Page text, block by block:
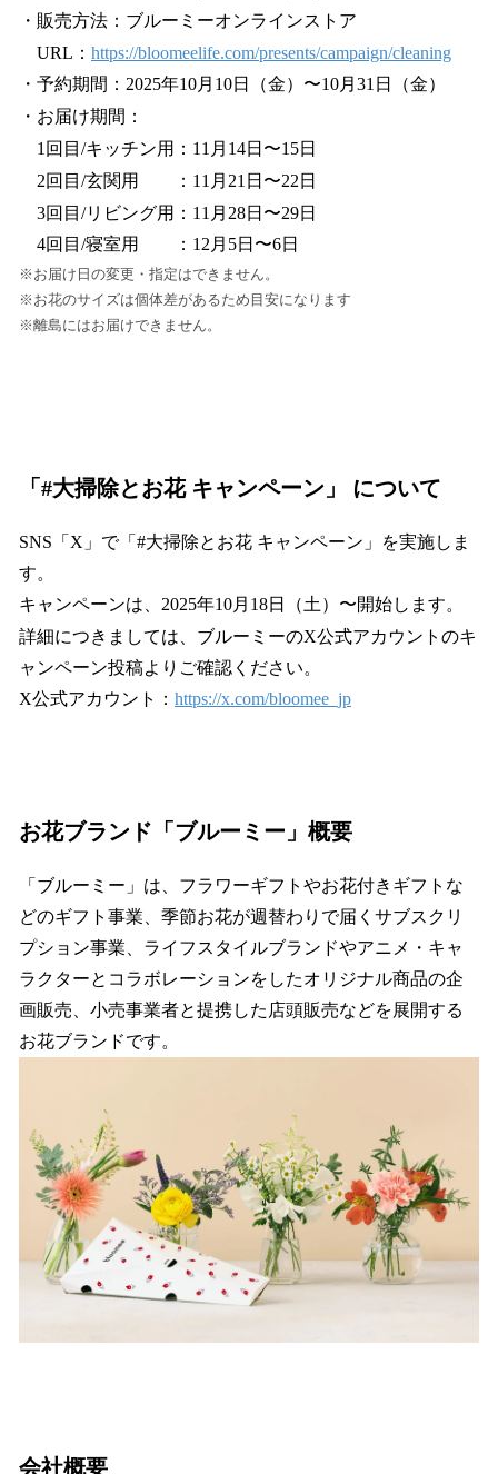
・販売方法：ブルーミーオンラインストア
URL： https://bloomeelife.com/presents/campaign/cleaning
・予約期間：2025年10月10日（金）〜10月31日（金）
・お届け期間：
1回目/キッチン用：11月14日〜15日
2回目/玄関用 ：11月21日〜22日
3回目/リビング用：11月28日〜29日
4回目/寝室用 ：12月5日〜6日
※お届け日の変更・指定はできません。
※お花のサイズは個体差があるため目安になります
※離島にはお届けできません。
「#大掃除とお花 キャンペーン」 について
SNS「X」で「#大掃除とお花 キャンペーン」を実施しま
す。
キャンペーンは、2025年10月18日（土）〜開始します。
詳細につきましては、ブルーミーのX公式アカウントのキ
ャンペーン投稿よりご確認ください。
X公式アカウント： https://x.com/bloomee_jp
お花ブランド「ブルーミー」概要
「ブルーミー」は、フラワーギフトやお花付きギフトな
どのギフト事業、季節お花が週替わりで届くサブスクリ
プション事業、ライフスタイルブランドやアニメ・キャ
ラクターとコラボレーションをしたオリジナル商品の企
画販売、小売事業者と提携した店頭販売などを展開する
お花ブランドです。
会社概要